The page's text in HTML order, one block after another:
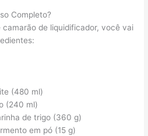
Completo?
camarão de liquidificador, você vai
(480 ml)
(240 ml)
de trigo (360 g)
em pó (15 g)